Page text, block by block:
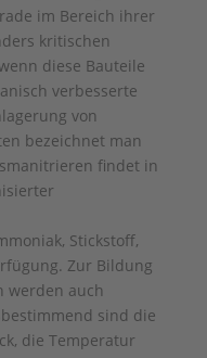
im Bereich ihrer
kritischen
diese Bauteile
verbesserte
von
bezeichnet man
findet in
Stickstoff,
Zur Bildung
werden auch
sind die
die Temperatur